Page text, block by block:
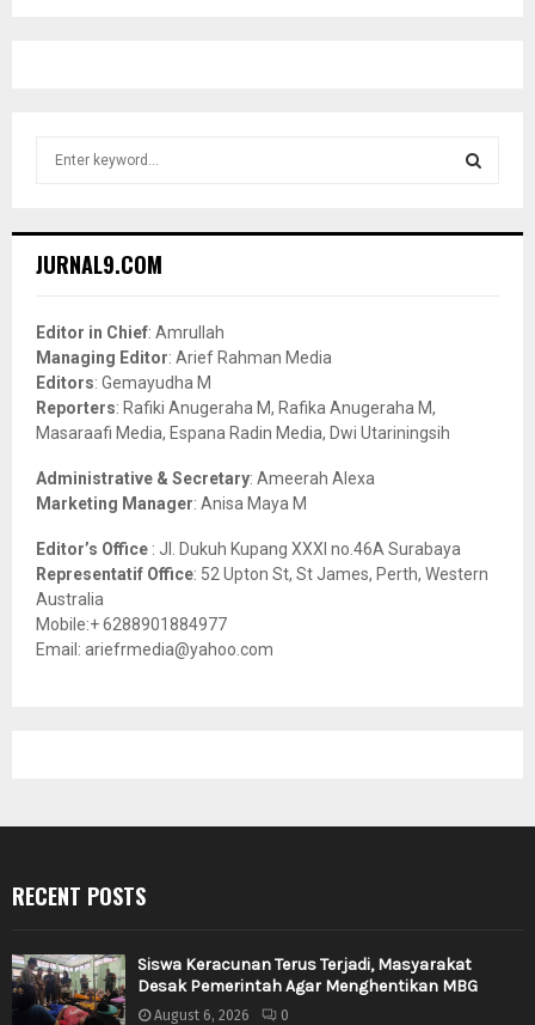
h
o
r
:
JURNAL9.COM
Editor in Chief: Amrullah
Managing Editor: Arief Rahman Media
Editors: Gemayudha M
Reporters: Rafiki Anugeraha M, Rafika Anugeraha M,
Masaraafi Media, Espana Radin Media, Dwi Utariningsih
Administrative & Secretary: Ameerah Alexa
Marketing Manager: Anisa Maya M
Editor’s Office : Jl. Dukuh Kupang XXXI no.46A Surabaya
Representatif Office: 52 Upton St, St James, Perth, Western
Australia
Mobile:+ 6288901884977
Email: ariefrmedia@yahoo.com
RECENT POSTS
Siswa Keracunan Terus Terjadi, Masyarakat
Desak Pemerintah Agar Menghentikan MBG
August 6, 2026 0